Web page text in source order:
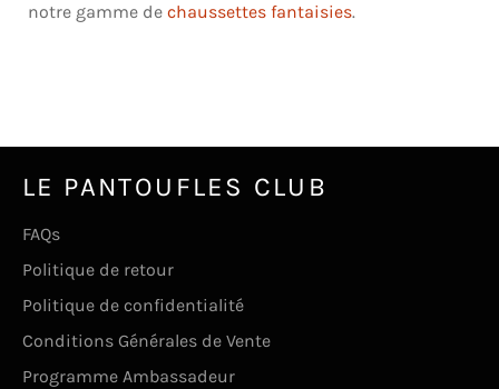
notre gamme de chaussettes fantaisies.
LE PANTOUFLES CLUB
FAQs
Politique de retour
Politique de confidentialité
Conditions Générales de Vente
Programme Ambassadeur